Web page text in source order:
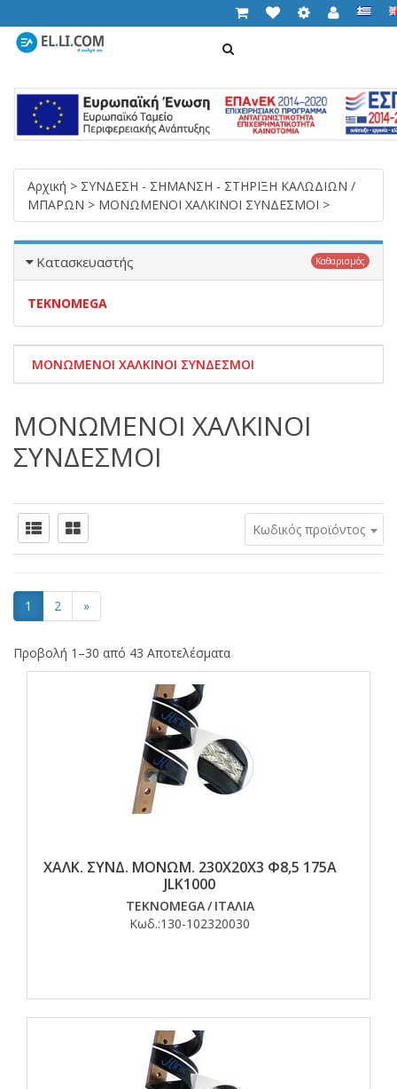
Αρχική > ΣΥΝΔΕΣΗ - ΣΗΜΑΝΣΗ - ΣΤΗΡΙΞΗ ΚΑΛΩΔΙΩΝ /
ΜΠΑΡΩΝ > ΜΟΝΩΜΕΝΟΙ ΧΑΛΚΙΝΟΙ ΣΥΝΔΕΣΜΟΙ >
Κατασκευαστής Καθαρισμός
TEKNOMEGA
ΜΟΝΩΜΕΝΟΙ ΧΑΛΚΙΝΟΙ ΣΥΝΔΕΣΜΟΙ
ΜΟΝΩΜΕΝΟΙ ΧΑΛΚΙΝΟΙ
ΣΥΝΔΕΣΜΟΙ
Κωδικός προϊόντος
1 2 »
Προβολή 1–30 από 43 Αποτελέσματα
ΧΑΛΚ. ΣΥΝΔ. ΜΟΝΩΜ. 230Χ20Χ3 Φ8,5 175Α
JLK1000
TEKNOMEGA/ ΙΤΑΛΙΑ
Κωδ.:130-102320030